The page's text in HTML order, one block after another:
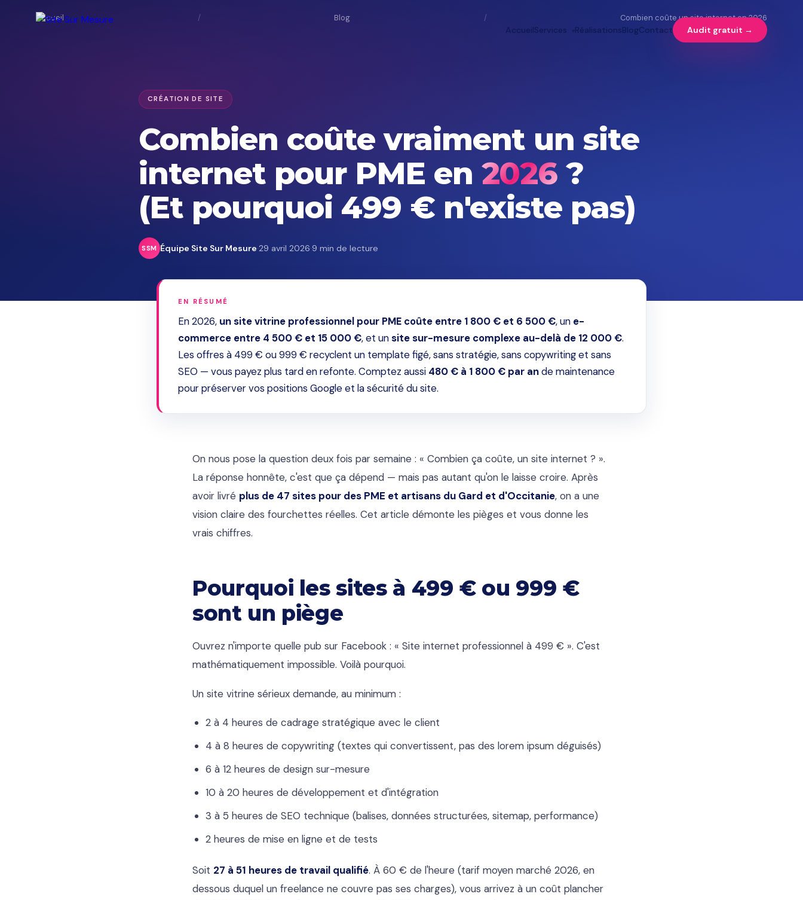
AccueilServices RéalisationsBlogContact Audit gratuit →
Accueil / Blog / Combien coûte un site internet en 2026
CRÉATION DE SITE
Combien coûte vraiment un site
internet pour PME en 2026 ?
(Et pourquoi 499 € n'existe pas)
SSM Équipe Site Sur Mesure·29 avril 2026·9 min de lecture
EN RÉSUMÉ
En 2026, un site vitrine professionnel pour PME coûte entre 1 800 € et 6 500 €, un e-
commerce entre 4 500 € et 15 000 €, et unsite sur-mesure complexe au-delà de 12 000 €.
Les offres à 499 € ou 999 € recyclent un template figé, sans stratégie, sans copywriting et sans
SEO — vous payez plus tard en refonte. Comptez aussi 480 € à 1 800 € par ande maintenance
pour préserver vos positions Google et la sécurité du site.
On nous pose la question deux fois par semaine : « Combien ça coûte, un site internet ? ».
La réponse honnête, c'est que ça dépend — mais pas autant qu'on le laisse croire. Après
avoir livré plus de 47 sites pour des PME et artisans du Gard et d'Occitanie, on a une
vision claire des fourchettes réelles. Cet article démonte les pièges et vous donne les
vrais chiffres.
Pourquoi les sites à 499 € ou 999 €
sont un piège
Ouvrez n'importe quelle pub sur Facebook : « Site internet professionnel à 499 € ». C'est
mathématiquement impossible. Voilà pourquoi.
Un site vitrine sérieux demande, au minimum :
2 à 4 heures de cadrage stratégique avec le client
4 à 8 heures de copywriting (textes qui convertissent, pas des lorem ipsum déguisés)
6 à 12 heures de design sur-mesure
10 à 20 heures de développement et d'intégration
3 à 5 heures de SEO technique (balises, données structurées, sitemap, performance)
2 heures de mise en ligne et de tests
Soit 27 à 51 heures de travail qualifié. À 60 € de l'heure (tarif moyen marché 2026, en
dessous duquel un freelance ne couvre pas ses charges), vous arrivez à un coût plancher